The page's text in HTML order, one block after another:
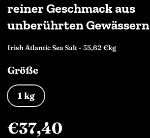
reiner Geschmack aus
unberührten Gewässern
Irish Atlantic Sea Salt - 35,62 €kg
Größe
1 kg
€37,40